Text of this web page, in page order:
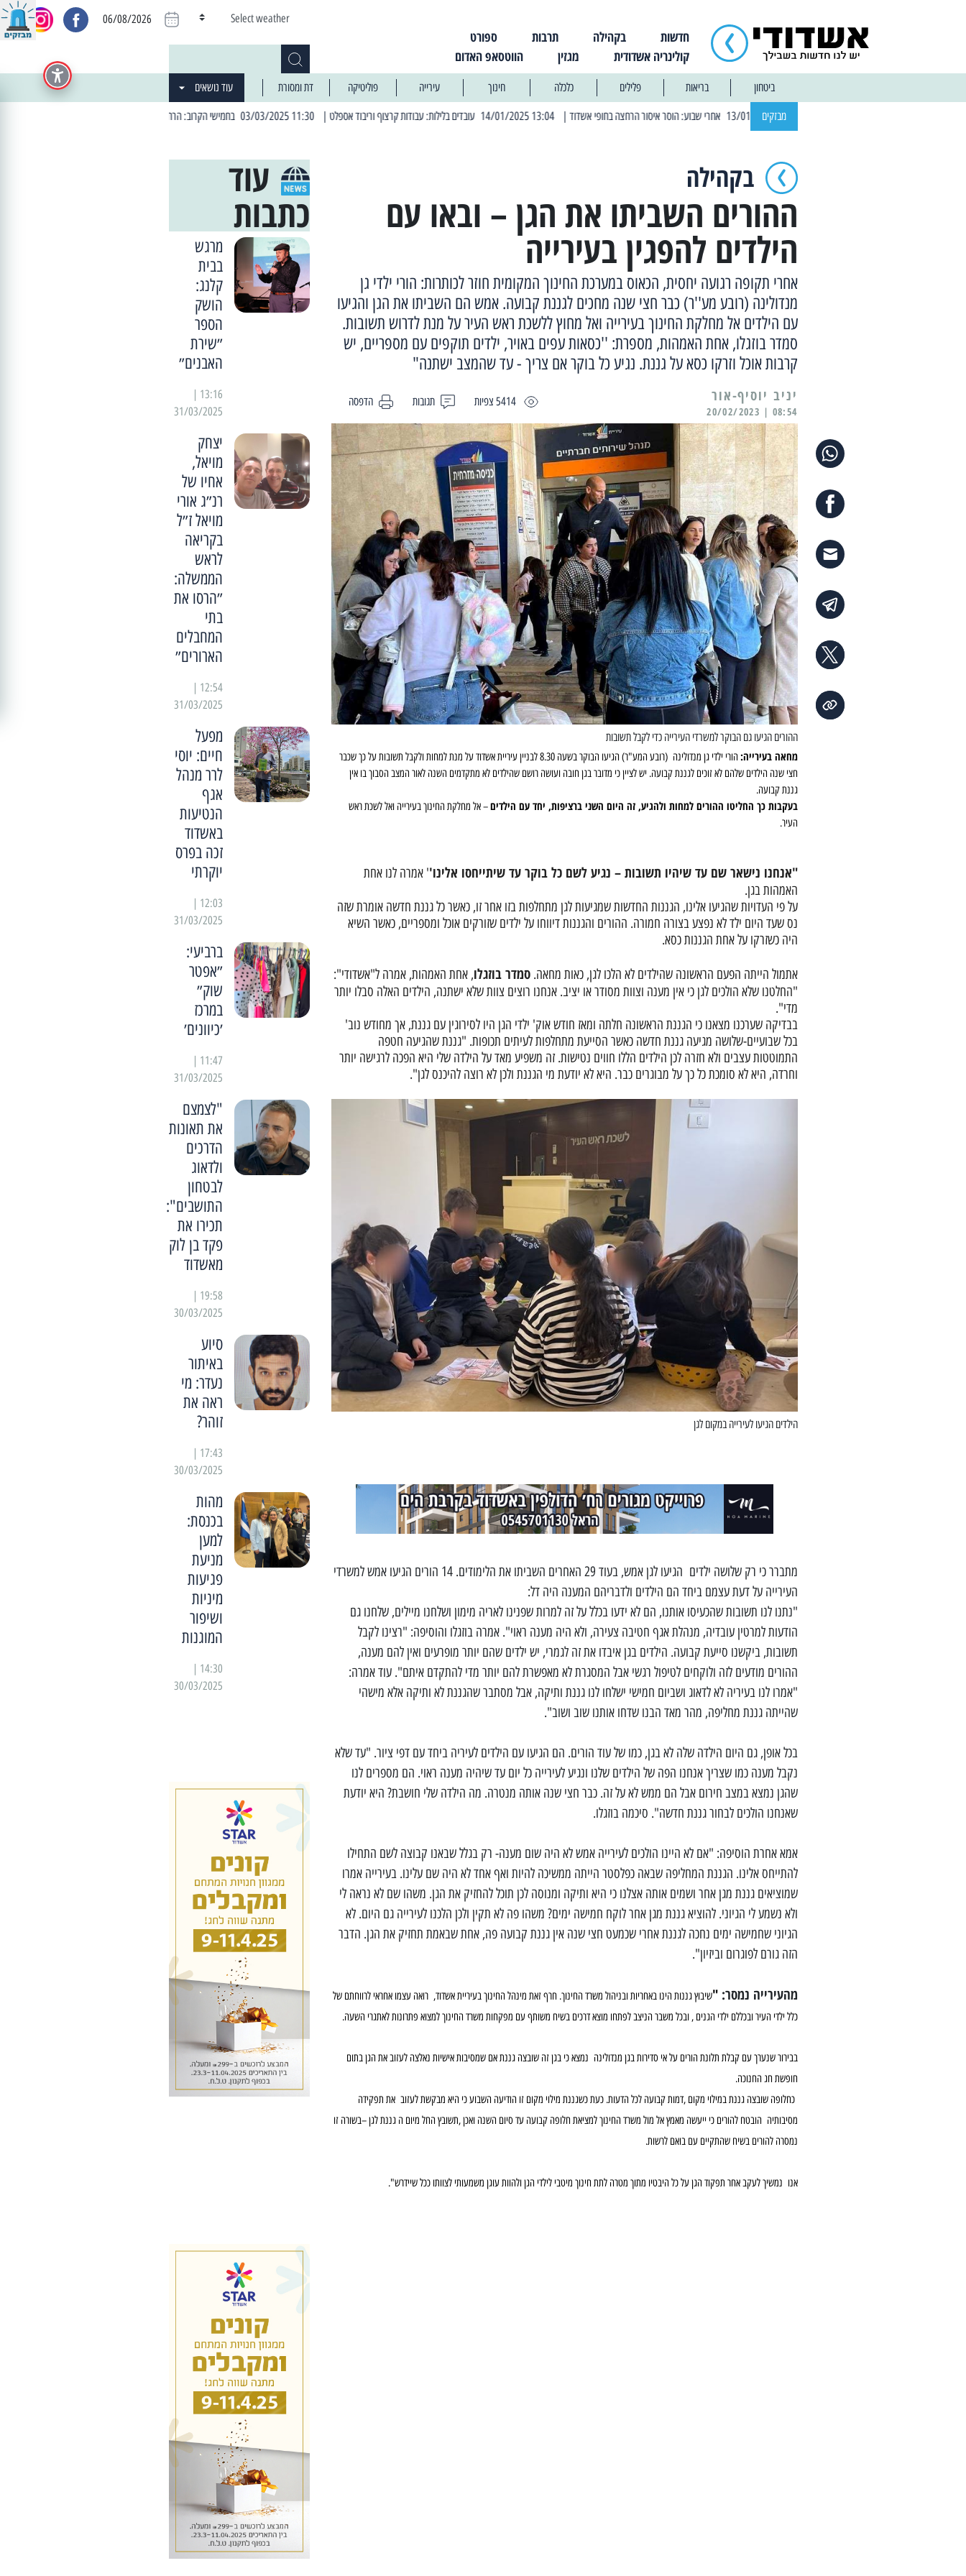
חדשות בקהילה תרבות
ספורט
קולינריה אשדודית
מגזין הווטסאפ האדום
Select weather
06/08/2026
ביטחון בריאות פלילים כלכלה חינוך עירייה פוליטיקה דת ומסורת עוד נושאים
מבזקים | 13:04 14/01/2025 עובדים בלילות: עבודות קרצוף וריבוד אספלט | 11:30 03/03/2025 בחמישי הקרוב: הרחובות בהם תהיה הפסקת חשמל יזומה
בקהילה
ההורים השביתו את הגן – ובאו עם
הילדים להפגין בעירייה
אחרי תקופה רגועה יחסית, הכאוס במערכת החינוך המקומית חוזר לכותרות: הורי ילדי גן
מנדולינה (רובע מע''ר) כבר חצי שנה מחכים לגננת קבועה. אמש הם השביתו את הגן והגיעו
עם הילדים אל מחלקת החינוך בעירייה ואל מחוץ ללשכת ראש העיר על מנת לדרוש תשובות.
סמדר בוזגלו, אחת האמהות, מספרת: ''כסאות עפים באויר, ילדים תוקפים עם מספריים, יש
קרבות אוכל וזרקו כסא על גננת. נגיע כל בוקר אם צריך - עד שהמצב ישתנה"
5414 צפיות תגובות הדפסה יניב יוסיף-אור
08:54 | 20/02/2023
ההורים הגיעו גם הבוקר למשרדי העירייה כדי לקבל תשובות
מחאה בעירייה:
הורי ילדי גן מנדולינה (רובע המע"ר) הגיעו הבוקר בשעה 8.30 לבניין עיריית אשדוד על מנת למחות ולקבל תשובות על כך שכבר
חצי שנה הילדים שלהם לא זוכים לגננת קבועה. יש לציין כי מדובר בגן חובה ועושה רושם שהילדים לא מתקדמים השנה לאור המצב הסבוך בו אין
גננת קבועה.
בעקבות כך החליטו ההורים למחות ולהגיע, זה היום השני ברציפות, יחד עם הילדים– אל מחלקת החינוך בעירייה ואל לשכת ראש
העיר.
"אנחנו נישאר שם עד שיהיו תשובות – נגיע לשם כל בוקר עד שיתייחסו אלינו'' אמרה לנו אחת
האמהות בגן.
על פי העדויות שהגיעו אלינו, הגננות החדשות שמגיעות לגן מתחלפות בזו אחר זו, כאשר כל גננת חדשה אומרת שזה
נס שעד היום ילד לא נפצע בצורה חמורה. ההורים והגננות דיווחו על ילדים שזורקים אוכל ומספריים, כאשר השיא
היה כשזרקו על אחת הגננות כסא.
אתמול הייתה הפעם הראשונה שהילדים לא הלכו לגן, כאות מחאה.סמדר בוזגלו, אחת האמהות, אמרה ל"אשדודי":
"החלטנו שלא הולכים לגן כי אין מענה וצוות מסודר או יציב. אנחנו רוצים צוות שלא ישתנה, הילדים האלה סבלו יותר
מדי".
בבדיקה שערכנו מצאנו כי הגננת הראשונה חלתה ומאז חודש אוק' ילדי הגן היו לסירוגין עם גננת, אך מחודש נוב'
בכל שבועיים-שלושה מגיעה גננת חדשה כאשר הסייעת מתחלפות לעיתים תכופות. "גננת שהגיעה חטפה
התמוטטות עצבים ולא חזרה לכן הילדים הללו חווים נטישות. זה משפיע מאד על הילדה שלי היא הפכה לרגישה יותר
וחרדה, היא לא סומכת כל כך על מבוגרים כבר. היא לא יודעת מי הגננת ולכן לא רוצה להיכנס לגן".
הילדים הגיעו לעירייה במקום לגן
מתברר כי רק שלושה ילדים הגיעו לגן אמש, בעוד 29 האחרים השביתו את הלימודים. 14 הורים הגיעו אמש למשרדי
העירייה על דעת עצמם ביחד הם הילדים ולדבריהם המענה היה דל:
"נתנו לנו תשובות שהכעיסו אותנו, הם לא ידעו בכלל על זה למרות שפנינו לאריה מימון ושלחנו מיילים, שלחנו גם
הודעות למרטין עובדיה, מנהלת אגף חטיבה צעירה, ולא היה מענה ראוי". אמרה בוזגלו והוסיפה: "רצינו לקבל
תשובות, ביקשנו סייעת קבועה. הילדים בגן איבדו את זה לגמרי, יש ילדים שהם יותר מופרעים ואין להם מענה,
ההורים מודעים לזה ולוקחים לטיפול רגשי אבל המסגרת לא מאפשרת להם יותר מדי להתקדם איתם". עוד אמרה:
"אמרו לנו בעיריה לא לדאוג ושביום חמישי ישלחו לנו גננת ותיקה, אבל מסתבר שהגננת לא ותיקה אלא מישהי
שהייתה גננת מחליפה, מהר מאד הבנו שדחו אותנו שוב ושוב".
בכל אופן, גם היום הילדה שלה לא בגן, כמו של עוד הורים. הם הגיעו עם הילדים לעיריה ביחד עם דפי ציור. "עד שלא
נקבל מענה כמו שצריך אנחנו הפה של הילדים שלנו ונגיע לעירייה כל יום עד שיהיה מענה ראוי. הם מספרים לנו
שהגן נמצא במצב חירום אבל הם ממש לא על זה. כבר חצי שנה אותה מנטרה. מה הילדה שלי חושבת? היא יודעת
שאנחנו הולכים לבחור גננת חדשה". סיכמה בוזגלו.
אמא אחרת הוסיפה: "אם לא היינו הולכים לעירייה אמש לא היה שום מענה- רק בגלל שבאנו קבוצה לשם התחילו
להתייחס אלינו. הגננת המחליפה שבאה כפלסטר הייתה ממשיכה להיות ואף אחד לא היה שם עלינו. בעירייה אמרו
שמוציאים גננת מגן אחר ושמים אותה אצלנו כי היא ותיקה ומנוסה לכן תוכל להחזיק את הגן. משהו שם לא נראה לי
ולא נשמע לי הגיוני. להוציא גננת מגן אחר לוקח חמישה ימים? משהו פה לא תקין ולכן הלכנו לעירייה גם היום. לא
הגיוני שחמישה ימים נחכה לגננת אחרי שכמעט חצי שנה אין גננת קבועה פה, אחת שבאמת תחזיק את הגן. הדבר
הזה גורם לפוגרום וביזיון".
מהעירייה נמסר:"שיבוץ גננות הינו באחריות ובניהול משרד החינוך. חרף זאת מינהל החינוך בעיריית אשדוד, רואה עצמו אחראי לרווחתם של
כלל ילדי העיר ובכללם ילדי הגנים , ובכל משבר הניצב לפתחו מוצא דרכים בשיח משותף עם מפקחות משרד החינוךלמצוא פתרונות לאתגרי השעה.
בבירור שנערך עם קבלת תלונת הורים על אי סדירות בגן מנדולינה נמצא כי בגן זה שובצה גננת אם שמסיבות אישיות נאלצה לעזוב את הגן בתום
חופשת חג החנוכה.
כחלופה שובצה גננת במילוי מקום ,דמות קבועה לכל הדעות.כעת כשגננת מילוי מקום זו הודיעה השבוע כי היא מבקשת לעזוב את תפקידה
מסיבותיה הובטח להורים כי ייעשה מאמץ אל מול משרד החינוך למציאת חלופה קבועה עד סיום השנהואכן ,תשובץ החל מיום ה גננת לגן –בשורה זו
נמסרה להורים בשיח שהתקיים עם בואם לרשות.
אנו נמשיך לעקב אחר תפקוד הגן על כל היבטיו מתוך מטרה לתת חינוך מיטבי לילדי הגן ולהוות עוגן משמעותי לצוותו ככל שיידרש".
עוד
כתבות
מרגש
בבית
קלנג:
הושק
הספר
״שירת
האבנים״
31/03/2025
יצחק
מויאל,
אחיו של
רנ״ג אורי
מויאל ז״ל
בקריאה
לראש
הממשלה:
״הרסו את
בתי
המחבלים
הארורים״
31/03/2025
מפעל
חיים: יוסי
לרר מנהל
אגף
הנטיעות
באשדוד
זכה בפרס
יוקרתי
31/03/2025
ברביעי:
״אפטר
שוק״
במרכז
׳כיוונים׳
31/03/2025
"לצמצם
את תאונות
הדרכים
ולדאוג
לבטחון
התושבים":
תכירו את
פקד בן לוק
מאשדוד
30/03/2025
סיוע
באיתור
נעדר: מי
ראה את
זוהר?
30/03/2025
מהות
בכנסת:
למען
מניעת
פגיעות
מיניות
ושיפור
המוגנות
30/03/2025